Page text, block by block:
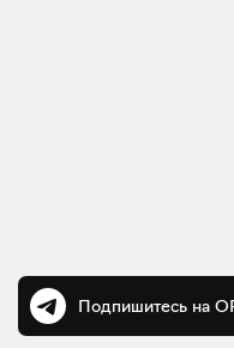
Подпишитесь на